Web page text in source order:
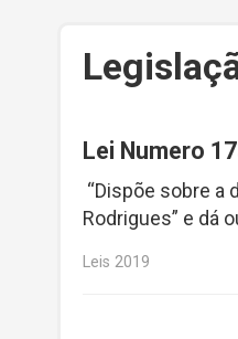
Lei Numero
“Dispõe sobre a
Rodrigues” e dá
Leis 2019